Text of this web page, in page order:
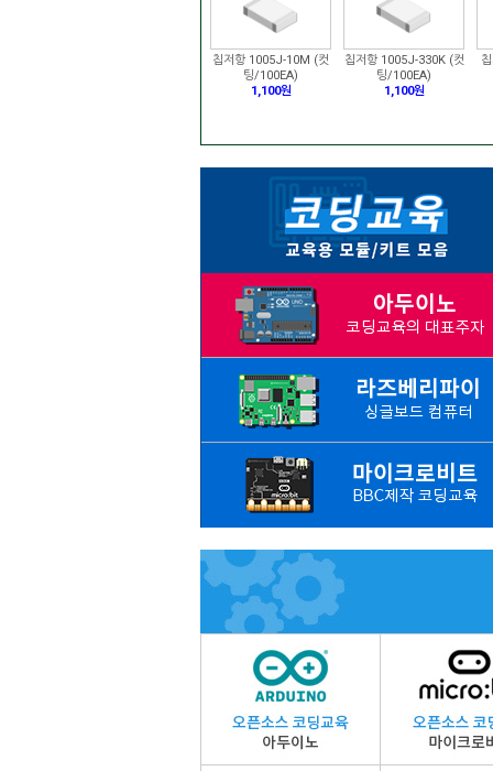
칩저항 1005J-10M (컷
팅/100EA)
1,100원
칩저항 1005J-330K (컷
팅/100EA)
1,100원